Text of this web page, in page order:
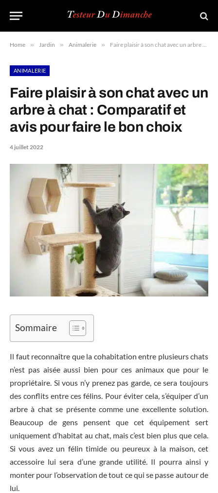
Home » Jardin » Animalerie » Faire plaisir à son chat avec un arbre à chat : Comparatif et avis pour faire le bon choix
ANIMALERIE
Faire plaisir à son chat avec un
arbre à chat : Comparatif et
avis pour faire le bon choix
4 juillet 2022
Sommaire
Il faut reconnaître que la cohabitation entre plusieurs chats
n’est pas aisée aussi bien pour ces animaux que pour le
propriétaire. Si vous n’y prenez pas garde, ce sera toujours
des conflits entre ces félins. Pour éviter cela, s’équiper d’un
arbre à chat se présente comme une excellente solution.
Beaucoup de gens pensent que cet équipement sert
uniquement d’habitat au chat, mais c’est bien plus que cela.
Si vous avez un félin timide ou peureux à la maison, cet
accessoire lui sera d’une grande utilité. Il pourra ainsi y
monter pour l’observation de tout ce qui se passe autour de
lui.